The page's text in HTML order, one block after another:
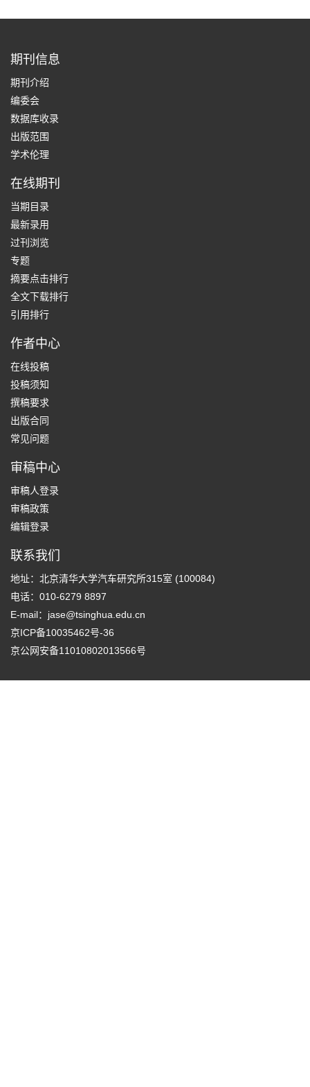
期刊信息
期刊介绍
编委会
数据库收录
出版范围
学术伦理
在线期刊
当期目录
最新录用
过刊浏览
专题
摘要点击排行
全文下载排行
引用排行
作者中心
在线投稿
投稿须知
撰稿要求
出版合同
常见问题
审稿中心
审稿人登录
审稿政策
编辑登录
联系我们
地址：北京清华大学汽车研究所315室 (100084)
电话：010-6279 8897
E-mail： jase@tsinghua.edu.cn
京ICP备10035462号-36
京公网安备11010802013566号